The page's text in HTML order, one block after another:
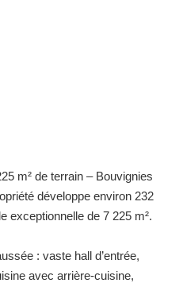
m² de terrain – Bouvignies
développe environ 232
exceptionnelle de 7 225 m².
: vaste hall d’entrée,
avec arrière-cuisine,